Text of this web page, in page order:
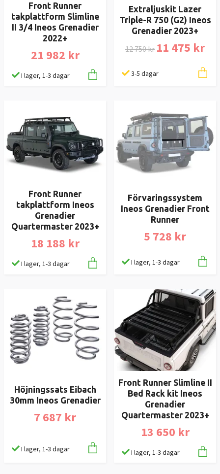
Front Runner
takplattform Slimline
II 3/4 Ineos Grenadier
2022+
21 982 kr
I lager, 1-3 dagar
Extraljuskit Lazer
Triple-R 750 (G2) Ineos
Grenadier 2023+
12 750 kr 11 475 kr
3-5 dagar
Front Runner
takplattform Ineos
Grenadier
Quartermaster 2023+
18 188 kr
I lager, 1-3 dagar
Förvaringssystem
Ineos Grenadier Front
Runner
5 728 kr
I lager, 1-3 dagar
Höjningssats Eibach
30mm Ineos Grenadier
7 687 kr
I lager, 1-3 dagar
Front Runner Slimline II
Bed Rack kit Ineos
Grenadier
Quartermaster 2023+
13 650 kr
I lager, 1-3 dagar